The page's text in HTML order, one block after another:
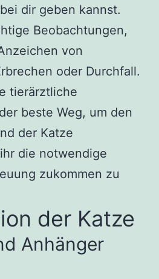
dir geben kannst.
Beobachtungen,
von
oder Durchfall.
tierärztliche
beste Weg, um den
der Katze
die notwendige
zukommen zu
der Katze
Anhänger